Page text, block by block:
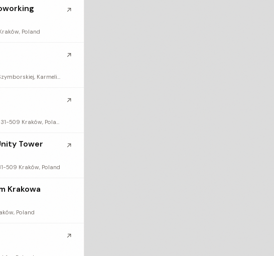
Poland
↗
wejście przez bramkę w Parku Szymborskiej, Karmelicka 32, 31-128 Kraków, Poland
↗
Aleksandra Lubomirskiego 27/1, 31-509 Kraków, Poland
↗
Tower
509 Kraków, Poland
↗
Krakowa
Poland
↗